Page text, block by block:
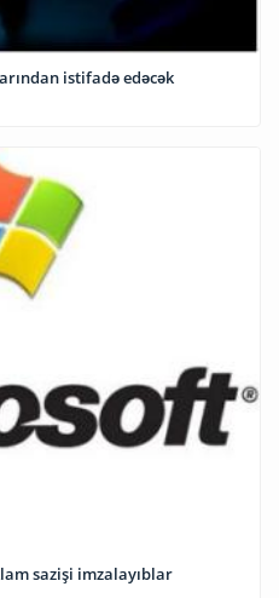
istifadə edəcək
sazişi imzalayıblar